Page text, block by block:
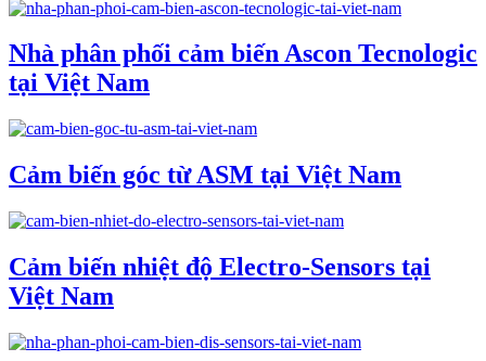
Nhà phân phối cảm biến Ascon Tecnologic
tại Việt Nam
Cảm biến góc từ ASM tại Việt Nam
Cảm biến nhiệt độ Electro-Sensors tại
Việt Nam